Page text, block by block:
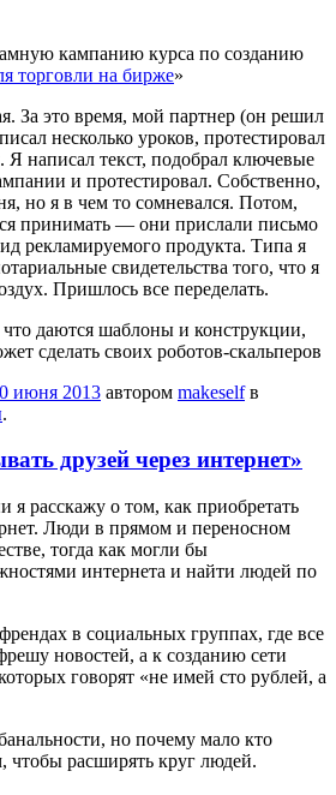
кампанию курса по созданию
торговли на бирже»
За это время, мой партнер (он решил
несколько уроков, протестировал
Я написал текст, подобрал ключевые
и протестировал. Собственно,
но я в чем то сомневался. Потом,
принимать — они прислали письмо
рекламируемого продукта. Типа я
свидетельства того, что я
Пришлось все переделать.
даются шаблоны и конструкции,
сделать своих роботов-скальперов
июня 2013 автором makeselfв
.
друзей через интернет»
расскажу о том, как приобретать
Люди в прямом и переносном
тогда как могли бы
интернета и найти людей по
в социальных группах, где все
новостей, а к созданию сети
говорят «не имей сто рублей, а
но почему мало кто
чтобы расширять круг людей.